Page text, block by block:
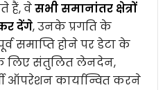
हैं, वेसभी समानांतर क्षेत्रों
देंगे, उनके प्रगति के
समाप्ति होने पर डेटा के
लिए संतुलित लेनदेन,
ऑपरेशन कार्यान्वित करने